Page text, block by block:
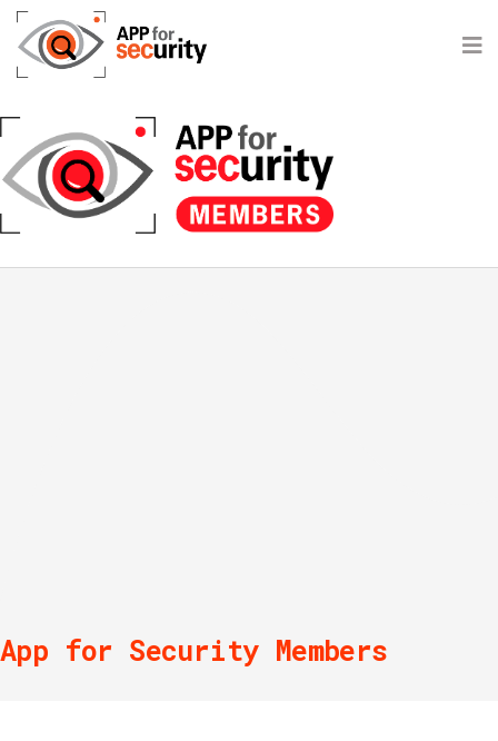
App for Security Members